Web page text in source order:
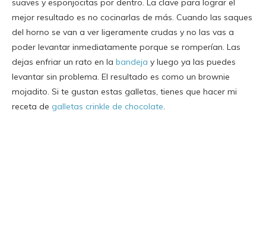
suaves y esponjocitas por dentro. La clave para lograr el
mejor resultado es no cocinarlas de más. Cuando las saques
del horno se van a ver ligeramente crudas y no las vas a
poder levantar inmediatamente porque se romperían. Las
dejas enfriar un rato en la bandeja y luego ya las puedes
levantar sin problema. El resultado es como un brownie
mojadito. Si te gustan estas galletas, tienes que hacer mi
receta de galletas crinkle de chocolate.